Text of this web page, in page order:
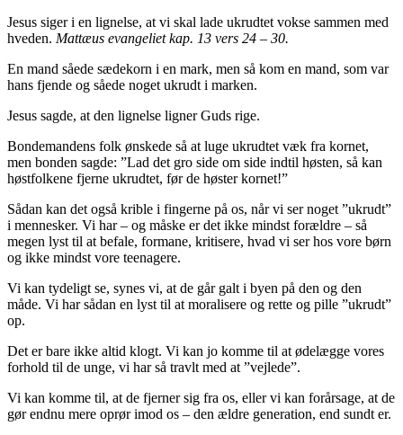
Jesus siger i en lignelse, at vi skal lade ukrudtet vokse sammen med
hveden. Mattæus evangeliet kap. 13 vers 24 – 30.
En mand såede sædekorn i en mark, men så kom en mand, som var
hans fjende og såede noget ukrudt i marken.
Jesus sagde, at den lignelse ligner Guds rige.
Bondemandens folk ønskede så at luge ukrudtet væk fra kornet,
men bonden sagde: ”Lad det gro side om side indtil høsten, så kan
høstfolkene fjerne ukrudtet, før de høster kornet!”
Sådan kan det også krible i fingerne på os, når vi ser noget ”ukrudt”
i mennesker. Vi har – og måske er det ikke mindst forældre – så
megen lyst til at befale, formane, kritisere, hvad vi ser hos vore børn
og ikke mindst vore teenagere.
Vi kan tydeligt se, synes vi, at de går galt i byen på den og den
måde. Vi har sådan en lyst til at moralisere og rette og pille ”ukrudt”
op.
Det er bare ikke altid klogt. Vi kan jo komme til at ødelægge vores
forhold til de unge, vi har så travlt med at ”vejlede”.
Vi kan komme til, at de fjerner sig fra os, eller vi kan forårsage, at de
gør endnu mere oprør imod os – den ældre generation, end sundt er.